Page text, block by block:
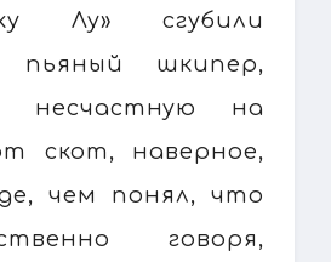
Лу» сгубили
шкипер,
несчастную на
скот, наверное,
чем понял, что
говоря,